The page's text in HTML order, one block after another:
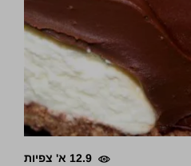
12.9 א' צפיות